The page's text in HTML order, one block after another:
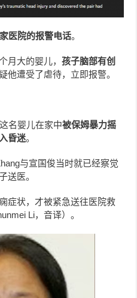
医院的报警电话。
月大的婴儿，孩子脑部有创
他遭受了虐待，立即报警。
名婴儿在家中被保姆暴力摇
昏迷。
与宣国俊当时就已经察觉
送医。
症状，才被紧急送往医院救
Li，音译）。